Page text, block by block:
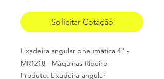
Solicitar Cotação
Lixadeira angular pneumática 4" -
MR1218 - Máquinas Ribeiro
Produto: Lixadeira angular